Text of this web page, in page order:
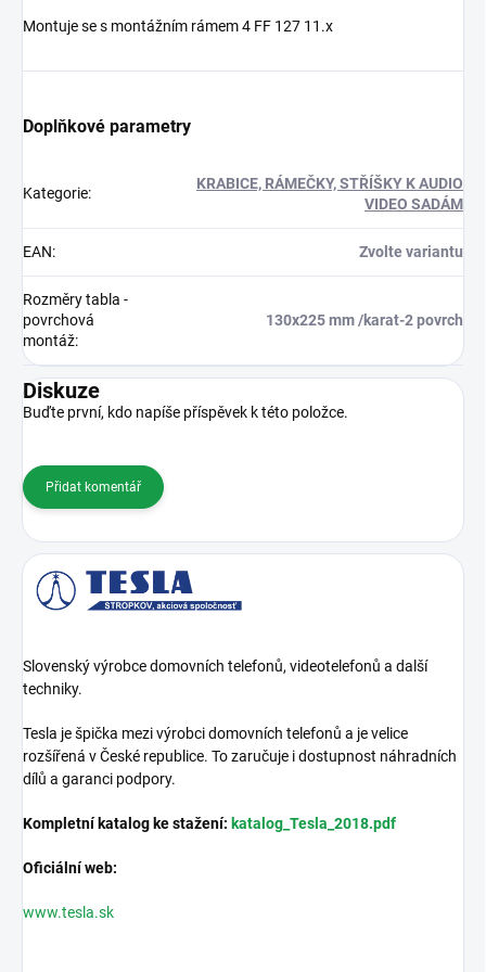
Montuje se s montážním rámem 4 FF 127 11.x
Doplňkové parametry
Kategorie:
KRABICE, RÁMEČKY, STŘÍŠKY K AUDIO
VIDEO SADÁM
EAN: Zvolte variantu
Rozměry tabla -
povrchová
montáž:
130x225 mm /karat-2 povrch
Diskuze
Buďte první, kdo napíše příspěvek k této položce.
Přidat komentář
Slovenský výrobce domovních telefonů, videotelefonů a další
techniky.
Tesla je špička mezi výrobci domovních telefonů a je velice
rozšířená v České republice. To zaručuje i dostupnost náhradních
dílů a garanci podpory.
Kompletní katalog ke stažení: katalog_Tesla_2018.pdf
Oficiální web:
www.tesla.sk